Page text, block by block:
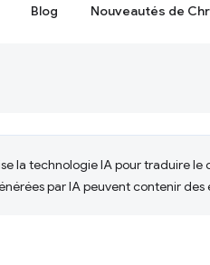
Blog Nouveautés de
la technologie IA pour traduire le
par IA peuvent contenir des